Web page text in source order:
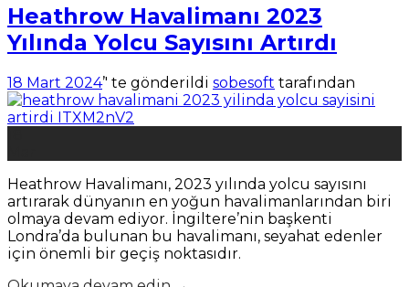
Heathrow Havalimanı 2023
Yılında Yolcu Sayısını Artırdı
18 Mart 2024’' te gönderildi sobesoft tarafından
Heathrow Havalimanı, 2023 yılında yolcu sayısını
artırarak dünyanın en yoğun havalimanlarından biri
olmaya devam ediyor. İngiltere’nin başkenti
Londra’da bulunan bu havalimanı, seyahat edenler
için önemli bir geçiş noktasıdır.